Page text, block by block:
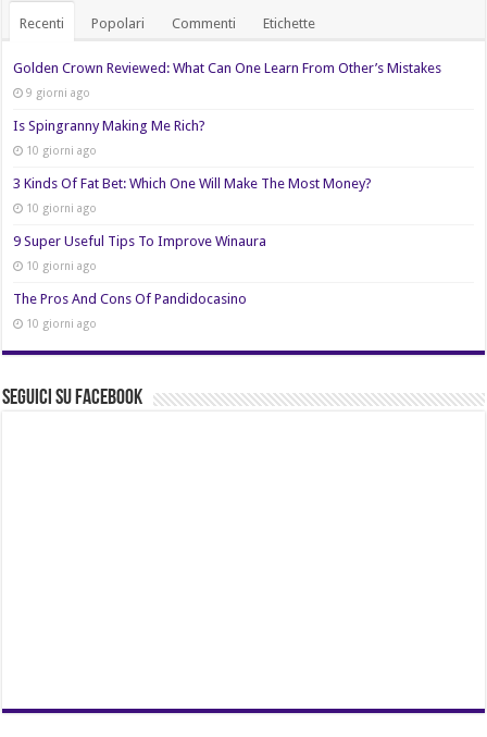
Recenti Popolari Commenti Etichette
Golden Crown Reviewed: What Can One Learn From Other’s Mistakes
9 giorni ago
Is Spingranny Making Me Rich?
10 giorni ago
3 Kinds Of Fat Bet: Which One Will Make The Most Money?
10 giorni ago
9 Super Useful Tips To Improve Winaura
10 giorni ago
The Pros And Cons Of Pandidocasino
10 giorni ago
Seguici su Facebook